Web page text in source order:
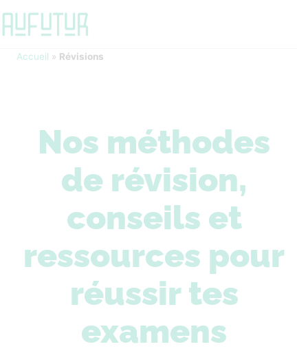
Accueil » Révisions
Nos méthodes
de révision,
conseils et
ressources pour
réussir tes
examens